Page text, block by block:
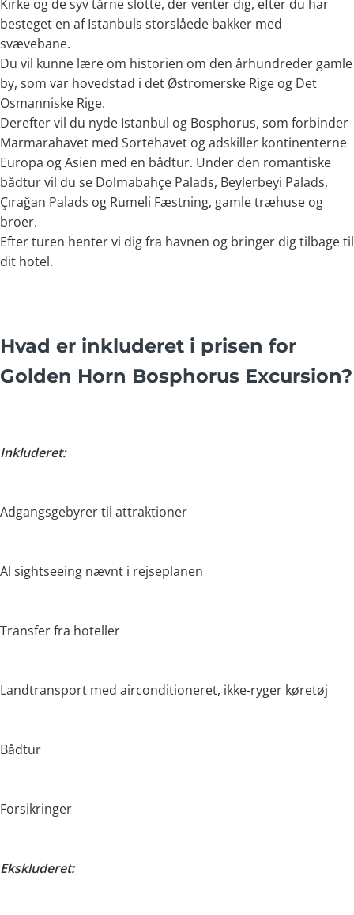
Kirke og de syv tårne slotte, der venter dig, efter du har
besteget en af Istanbuls storslåede bakker med
svævebane.
Du vil kunne lære om historien om den århundreder gamle
by, som var hovedstad i det Østromerske Rige og Det
Osmanniske Rige.
Derefter vil du nyde Istanbul og Bosphorus, som forbinder
Marmarahavet med Sortehavet og adskiller kontinenterne
Europa og Asien med en bådtur. Under den romantiske
bådtur vil du se Dolmabahçe Palads, Beylerbeyi Palads,
Çırağan Palads og Rumeli Fæstning, gamle træhuse og
broer.
Efter turen henter vi dig fra havnen og bringer dig tilbage til
dit hotel.
Hvad er inkluderet i prisen for
Golden Horn Bosphorus Excursion?
Inkluderet:
Adgangsgebyrer til attraktioner
Al sightseeing nævnt i rejseplanen
Transfer fra hoteller
Landtransport med airconditioneret, ikke-ryger køretøj
Bådtur
Forsikringer
Ekskluderet: